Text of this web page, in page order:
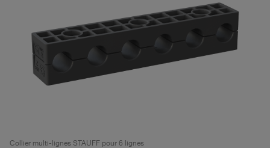
Collier multi-lignes STAUFF pour 6 lignes